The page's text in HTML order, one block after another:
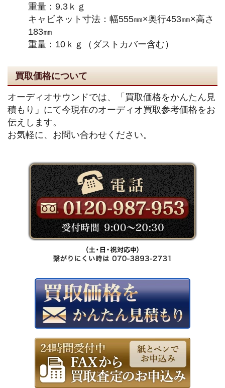
重量：9.3ｋｇ
キャビネット寸法：幅555㎜×奥行453㎜×高さ
183㎜
重量：10ｋｇ（ダストカバー含む）
買取価格について
オーディオサウンドでは、「買取価格をかんたん見
積もり」にて今現在のオーディオ買取参考価格をお
伝えします。
お気軽に、お問い合わせください。